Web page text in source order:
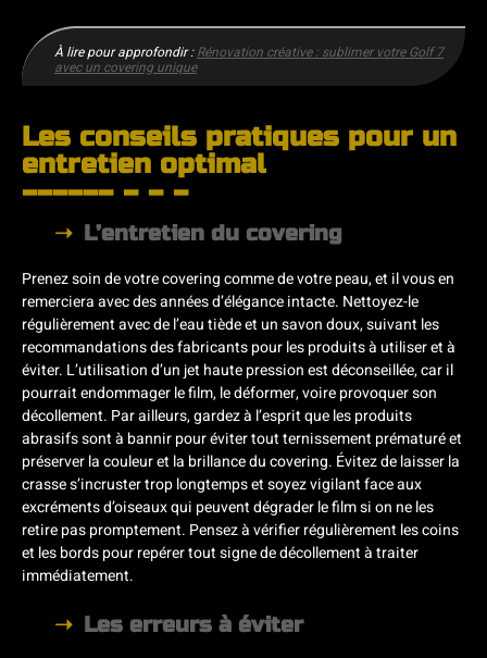
À lire pour approfondir :Rénovation créative : sublimer votre Golf 7
avec un covering unique
Les conseils pratiques pour un
entretien optimal
L’entretien du covering
Prenez soin de votre covering comme de votre peau, et il vous en
remerciera avec des années d’élégance intacte. Nettoyez-le
régulièrement avec de l’eau tiède et un savon doux, suivant les
recommandations des fabricants pour les produits à utiliser et à
éviter. L’utilisation d’un jet haute pression est déconseillée, car il
pourrait endommager le film, le déformer, voire provoquer son
décollement. Par ailleurs, gardez à l’esprit que les produits
abrasifs sont à bannir pour éviter tout ternissement prématuré et
préserver la couleur et la brillance du covering. Évitez de laisser la
crasse s’incruster trop longtemps et soyez vigilant face aux
excréments d’oiseaux qui peuvent dégrader le film si on ne les
retire pas promptement. Pensez à vérifier régulièrement les coins
et les bords pour repérer tout signe de décollement à traiter
immédiatement.
Les erreurs à éviter